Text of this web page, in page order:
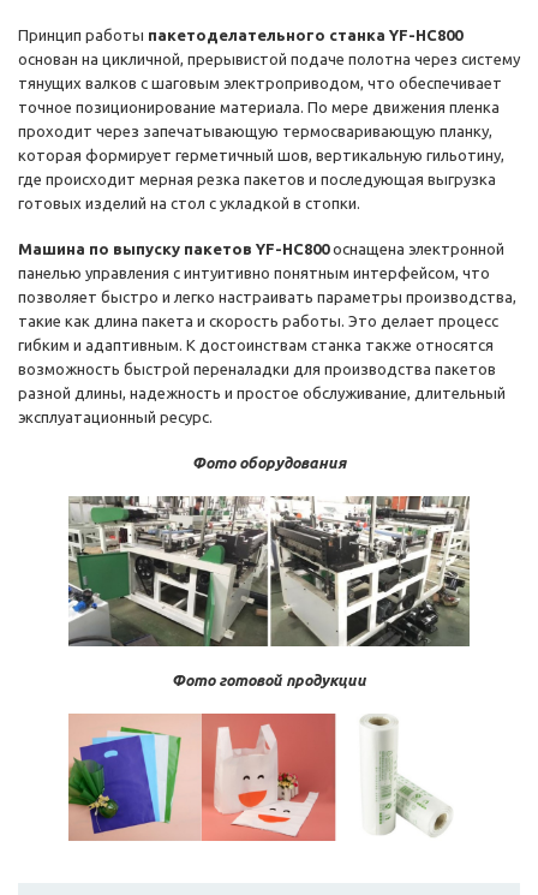
Принцип работы пакетоделательного станка YF-HC800
основан на цикличной, прерывистой подаче полотна через систему
тянущих валков с шаговым электроприводом, что обеспечивает
точное позиционирование материала. По мере движения пленка
проходит через запечатывающую термосваривающую планку,
которая формирует герметичный шов, вертикальную гильотину,
где происходит мерная резка пакетов и последующая выгрузка
готовых изделий на стол с укладкой в стопки.
Машина по выпуску пакетов YF-HC800оснащена электронной
панелью управления с интуитивно понятным интерфейсом, что
позволяет быстро и легко настраивать параметры производства,
такие как длина пакета и скорость работы. Это делает процесс
гибким и адаптивным. К достоинствам станка также относятся
возможность быстрой переналадки для производства пакетов
разной длины, надежность и простое обслуживание, длительный
эксплуатационный ресурс.
Фото оборудования
Фото готовой продукции